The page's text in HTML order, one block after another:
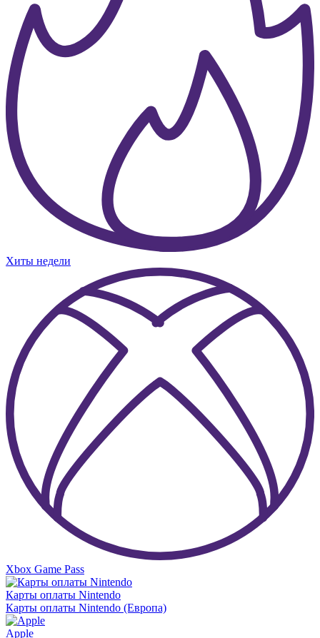
Хиты недели
Xbox Game Pass
Карты оплаты Nintendo
Карты оплаты Nintendo (Европа)
Apple